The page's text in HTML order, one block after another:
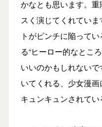
かなとも思います。
スく演じてくれてい
トがピンチに陥って
る“ヒーロー的なとこ
いいのかもしれない
いてくれる、少女漫
キュンキュンされてい